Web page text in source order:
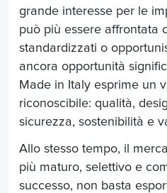
grande interesse per le
può più essere affrontata
standardizzati o
ancora opportunità
Made in Italy esprime un
riconoscibile: qualità,
sicurezza, sostenibilità e
Allo stesso tempo, il
più maturo, selettivo e
successo, non basta